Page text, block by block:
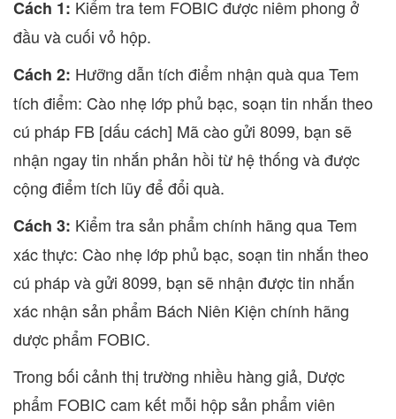
Cách 1: Kiểm tra tem FOBIC được niêm phong ở
đầu và cuối vỏ hộp.
Cách 2: Hưỡng dẫn tích điểm nhận quà qua Tem
tích điểm: Cào nhẹ lớp phủ bạc, soạn tin nhắn theo
cú pháp FB [dấu cách] Mã cào gửi 8099, bạn sẽ
nhận ngay tin nhắn phản hồi từ hệ thống và được
cộng điểm tích lũy để đổi quà.
Cách 3: Kiểm tra sản phẩm chính hãng qua Tem
xác thực: Cào nhẹ lớp phủ bạc, soạn tin nhắn theo
cú pháp và gửi 8099, bạn sẽ nhận được tin nhắn
xác nhận sản phẩm Bách Niên Kiện chính hãng
dược phẩm FOBIC.
Trong bối cảnh thị trường nhiều hàng giả, Dược
phẩm FOBIC cam kết mỗi hộp sản phẩm viên